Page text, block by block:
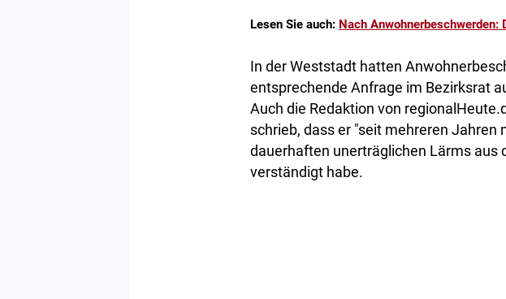
Lesen Sie auch: Nach
In der Weststadt hatten
entsprechende Anfrage im Bezirksrat
Auch die Redaktion von
schrieb, dass er "seit mehreren Jahren
dauerhaften unerträglichen Lärms aus
verständigt habe.